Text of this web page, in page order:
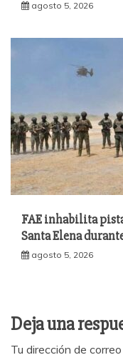
agosto 5, 2026
FAE inhabilita
Santa Elena
agosto 5, 2026
Deja una
Tu dirección de